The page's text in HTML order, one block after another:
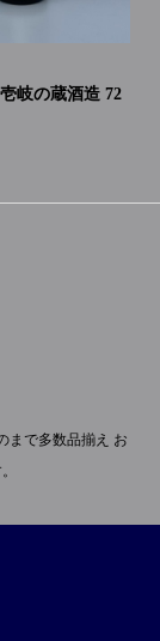
岐の蔵酒造 72
まで多数品揃え お